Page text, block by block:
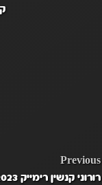
POST
Previous
רורוני קנשין רימייק 2023 פרק 4 | קליק לינק עונה 2 פרק 4